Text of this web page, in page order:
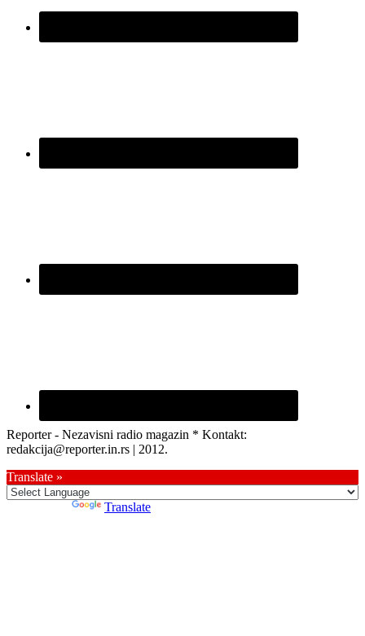
Reporter - Nezavisni radio magazin * Kontakt:
redakcija@reporter.in.rs | 2012.
Translate »
Translate